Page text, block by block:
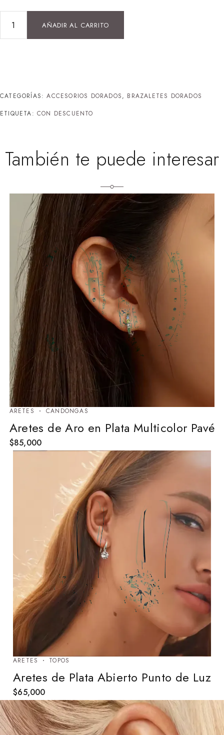
AÑADIR AL CARRITO
CATEGORÍAS:ACCESORIOS DORADOS, BRAZALETES DORADOS
ETIQUETA: CON DESCUENTO
También te puede interesar
ARETES ⁠CANDONGAS
Aretes de Aro en Plata Multicolor Pavé
$85,000
ARETES TOPOS
Aretes de Plata Abierto Punto de Luz
$65,000